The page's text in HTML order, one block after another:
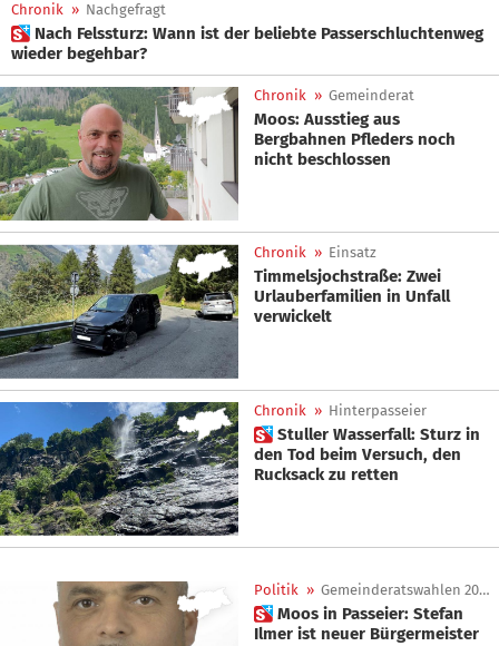
Chronik » Nachgefragt
 Nach Felssturz: Wann ist der beliebte Passerschluchtenweg
wieder begehbar?
Chronik » Gemeinderat
Moos: Ausstieg aus
Bergbahnen Pfleders noch
nicht beschlossen
Chronik » Einsatz
Timmelsjochstraße: Zwei
Urlauberfamilien in Unfall
verwickelt
Chronik » Hinterpasseier
 Stuller Wasserfall: Sturz in
den Tod beim Versuch, den
Rucksack zu retten
Politik » Gemeinderatswahlen 2025
 Moos in Passeier: Stefan
Ilmer ist neuer Bürgermeister